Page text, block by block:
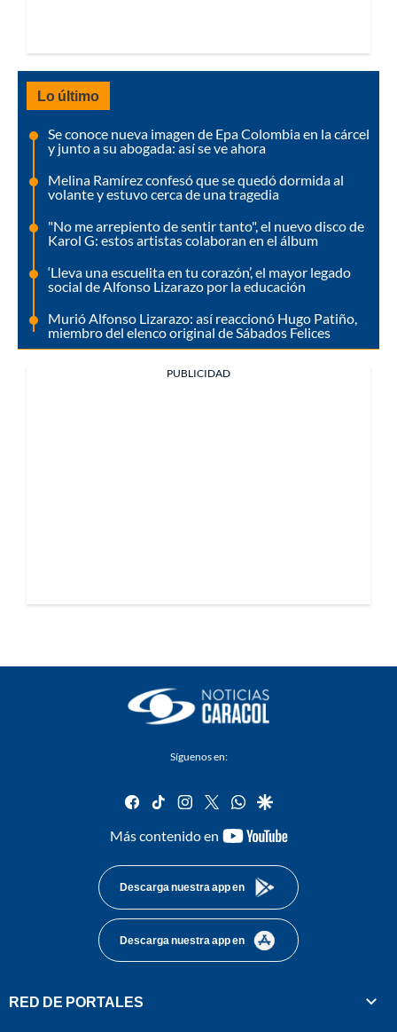
Lo último
Se conoce nueva imagen de Epa Colombia en la cárcel
y junto a su abogada: así se ve ahora
Melina Ramírez confesó que se quedó dormida al
volante y estuvo cerca de una tragedia
"No me arrepiento de sentir tanto", el nuevo disco de
Karol G: estos artistas colaboran en el álbum
‘Lleva una escuelita en tu corazón’, el mayor legado
social de Alfonso Lizarazo por la educación
Murió Alfonso Lizarazo: así reaccionó Hugo Patiño,
miembro del elenco original de Sábados Felices
PUBLICIDAD
Síguenos en:
facebook
tiktok instagram
twitterwhatsapp
google
Más contenido en
youtube-
Descarga nuestra app en
Descarga nuestra app en
RED DE PORTALES